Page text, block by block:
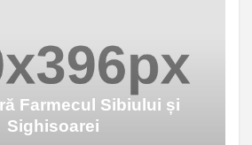
Farmecul Sibiului și
Sighisoarei